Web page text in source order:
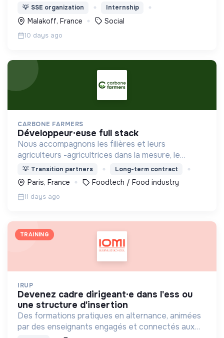
représentation des épiceries sociales et solidaires
en Ile de France.
💡 SSE organization Internship
Malakoff, France Social
10 days ago
CARBONE FARMERS
développeur·euse full stack
Nous accompagnons les filières et leurs
agriculteurs -agricultrices dans la mesure, le
pilotage et le le financement de leurs actions de
transition environnementale.
💡 Transition partners Long-term contract
Paris, France Foodtech / Food industry
11 days ago
TRAINING
IRUP
devenez cadre dirigeant·e dans l'ess ou
une structure d'insertion
Des formations pratiques en alternance, animées
par des enseignants engagés et connectés aux